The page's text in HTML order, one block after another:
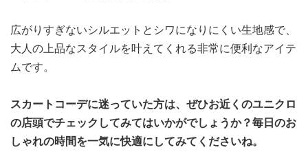
広がりすぎないシルエットとシワになりにくい生地感で、
大人の上品なスタイルを叶えてくれる非常に便利なアイテ
ムです。
スカートコーデに迷っていた方は、ぜひお近くのユニクロ
の店頭でチェックしてみてはいかがでしょうか？毎日のお
しゃれの時間を一気に快適にしてみてくださいね。